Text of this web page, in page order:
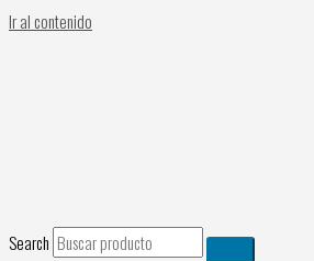
Ir al contenido
Search